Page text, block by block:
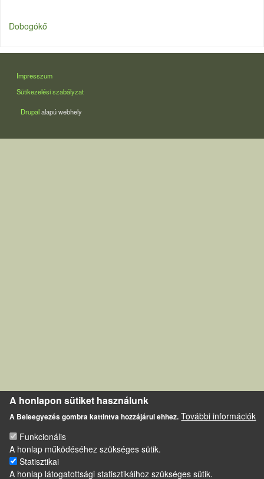
Dobogókő
LÁBLÉC
Impresszum
Sütikezelési szabályzat
Drupalalapú webhely
A honlapon sütiket használunk
A Beleegyezés gombra kattintva hozzájárul ehhez. További információk
Funkcionális
A honlap működéséhez szükséges sütik.
Statisztikai
A honlap látogatottsági statisztikáihoz szükséges sütik.